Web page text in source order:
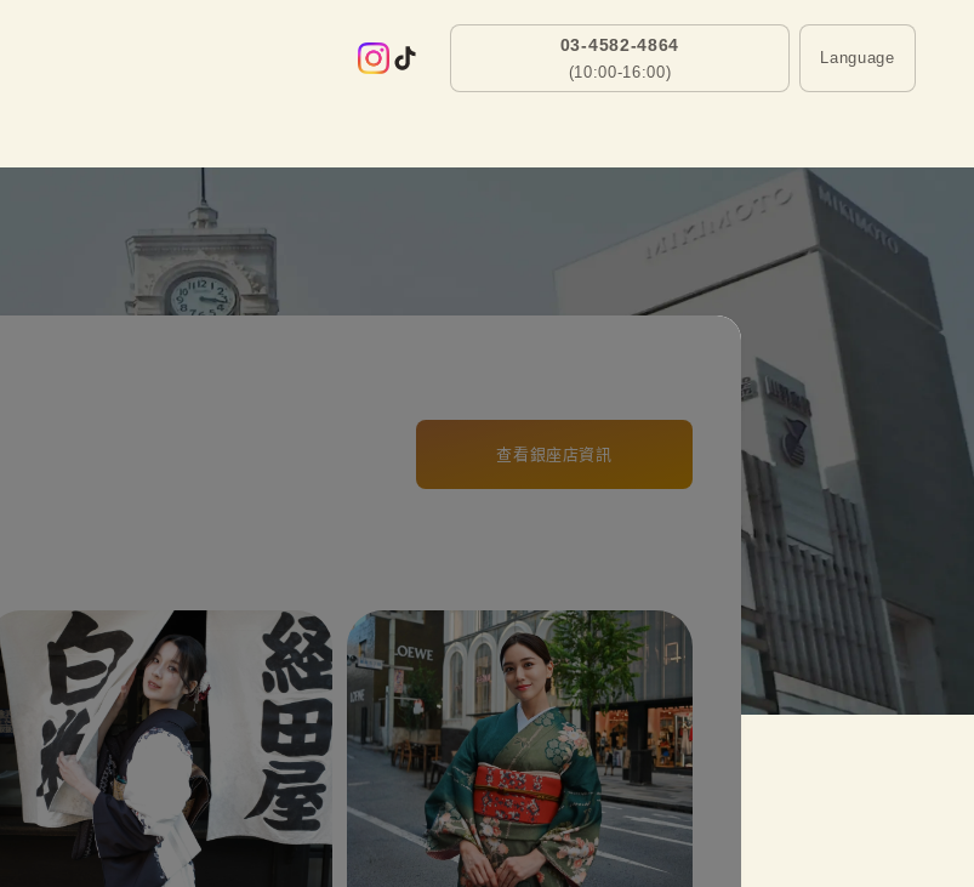
03-4582-4864
(10:00-16:00)
Language
查看銀座店資訊